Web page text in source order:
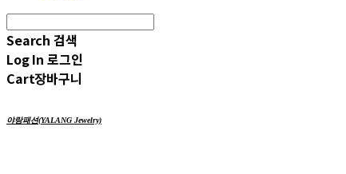
Search 검색
Log In 로그인
Cart장바구니
야랑패션(YALANG Jewelry)